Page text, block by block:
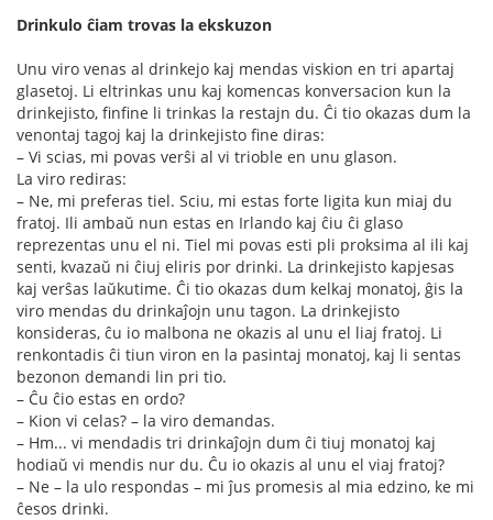
Drinkulo ĉiam trovas la ekskuzon
Unu viro venas al drinkejo kaj mendas viskion en tri apartaj
glasetoj. Li eltrinkas unu kaj komencas konversacion kun la
drinkejisto, finfine li trinkas la restajn du. Ĉi tio okazas dum la
venontaj tagoj kaj la drinkejisto fine diras:
– Vi scias, mi povas verŝi al vi trioble en unu glason.
La viro rediras:
– Ne, mi preferas tiel. Sciu, mi estas forte ligita kun miaj du
fratoj. Ili ambaŭ nun estas en Irlando kaj ĉiu ĉi glaso
reprezentas unu el ni. Tiel mi povas esti pli proksima al ili kaj
senti, kvazaŭ ni ĉiuj eliris por drinki. La drinkejisto kapjesas
kaj verŝas laŭkutime. Ĉi tio okazas dum kelkaj monatoj, ĝis la
viro mendas du drinkaĵojn unu tagon. La drinkejisto
konsideras, ĉu io malbona ne okazis al unu el liaj fratoj. Li
renkontadis ĉi tiun viron en la pasintaj monatoj, kaj li sentas
bezonon demandi lin pri tio.
– Ĉu ĉio estas en ordo?
– Kion vi celas? – la viro demandas.
– Hm... vi mendadis tri drinkaĵojn dum ĉi tiuj monatoj kaj
hodiaŭ vi mendis nur du. Ĉu io okazis al unu el viaj fratoj?
– Ne – la ulo respondas – mi ĵus promesis al mia edzino, ke mi
ĉesos drinki.